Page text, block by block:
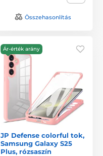
Összehasonlítás
Ár-érték arány
JP Defense colorful tok,
Samsung Galaxy S25
Plus, rózsaszín